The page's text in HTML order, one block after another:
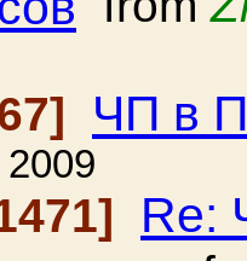
ЧП в
Re: